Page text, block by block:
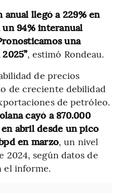
llegó a 229% en
94% interanual
una
, estimó Rondeau.
de precios
de creciente debilidad
de petróleo.
cayó a 870.000
abril desde un pico
en marzo, un nivel
2024, según datos de
el informe.